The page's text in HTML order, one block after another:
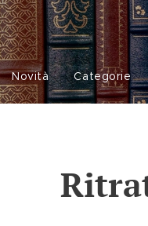
Novità Categorie